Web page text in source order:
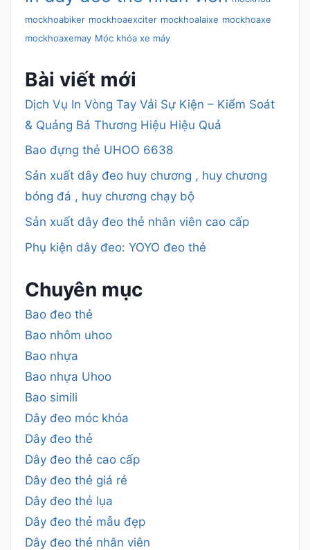
mockhoabiker mockhoaexciter mockhoalaixe mockhoaxe
mockhoaxemay Móc khóa xe máy
Bài viết mới
Dịch Vụ In Vòng Tay Vải Sự Kiện – Kiểm Soát
& Quảng Bá Thương Hiệu Hiệu Quả
Bao đựng thẻ UHOO 6638
Sản xuất dây đeo huy chương , huy chương
bóng đá , huy chương chạy bộ
Sản xuất dây đeo thẻ nhân viên cao cấp
Phụ kiện dây đeo: YOYO đeo thẻ
Chuyên mục
Bao đeo thẻ
Bao nhôm uhoo
Bao nhựa
Bao nhựa Uhoo
Bao simili
Dây đeo móc khóa
Dây đeo thẻ
Dây đeo thẻ cao cấp
Dây đeo thẻ giá rẻ
Dây đeo thẻ lụa
Dây đeo thẻ mẫu đẹp
Dây đeo thẻ nhân viên